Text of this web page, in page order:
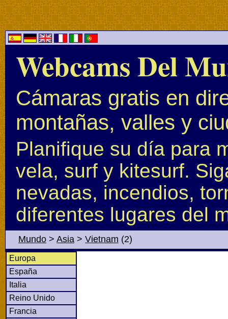
Webcams Del
Cámaras gratis en
montañas, valles y
Planifique su día para
vela, surf y kitesurf.
nevadas, incendios,
diferentes lugares del
Mundo > Asia > Vietnam (2)
Europa
España
Italia
Reino Unido
Francia